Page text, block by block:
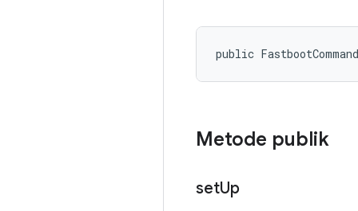
public
Metode publik
setUp